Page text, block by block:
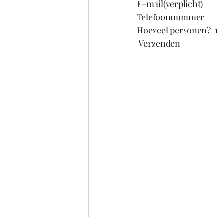
E-mail(verplicht)
Telefoonnummer
Hoeveel personen?  1
Verzenden